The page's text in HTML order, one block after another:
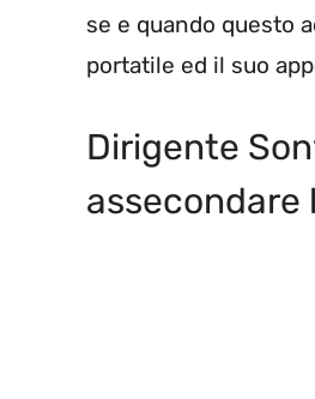
se e quando questo
portatile ed il suo
Dirigente
assecondare